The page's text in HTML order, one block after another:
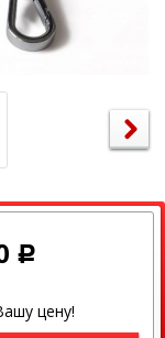
Р
цену!